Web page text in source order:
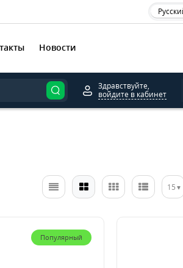
Новости
Здравствуйте,
войдите в кабинет
15
Популярный